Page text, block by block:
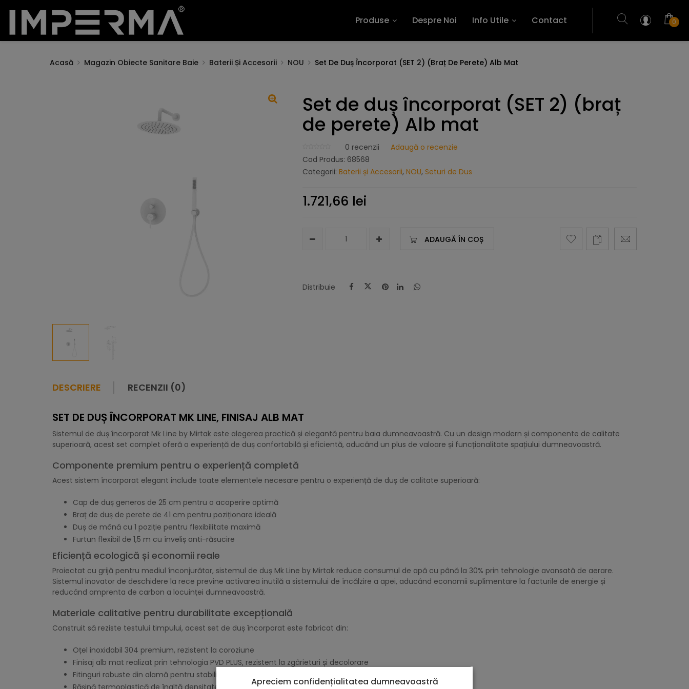
Produse Despre Noi Info Utile Contact 0
Acasă Magazin Obiecte Sanitare Baie Baterii Și Accesorii NOU Set De Duș Încorporat (SET 2) (braț De Perete) Alb Mat
Set de duș încorporat (SET 2) (braț
de perete) Alb mat
0 recenzii
Adaugă o recenzie
Cod Produs: 68568
Categorii: Baterii și Accesorii, NOU, Seturi de Dus
1.721,66 lei
ADAUGĂ ÎN COȘ
Distribuie
DESCRIERE RECENZII (0)
SET DE DUȘ ÎNCORPORAT MK LINE, FINISAJ ALB MAT
Sistemul de duș încorporat Mk Line by Mirtak este alegerea practică și elegantă pentru baia dumneavoastră. Cu un design modern și componente de calitate
superioară, acest set complet oferă o experiență de duș confortabilă și eficientă, aducând un plus de valoare și funcționalitate spațiului dumneavoastră.
Componente premium pentru o experiență completă
Acest sistem încorporat elegant include toate elementele necesare pentru o experiență de duș de calitate superioară:
Cap de duș generos de 25 cm pentru o acoperire optimă
Braț de duș de perete de 41 cm pentru poziționare ideală
Duș de mână cu 1 poziție pentru flexibilitate maximă
Furtun flexibil de 1,5 m cu înveliș anti-răsucire
Eficiență ecologică și economii reale
Proiectat cu grijă pentru mediul înconjurător, sistemul de duș Mk Line by Mirtak reduce consumul de apă cu până la 30% prin tehnologie avansată de aerare.
Sistemul inovator de deschidere la rece previne activarea inutilă a sistemului de încălzire a apei, aducând economii suplimentare la facturile de energie și
reducând amprenta de carbon a locuinței dumneavoastră.
Materiale calitative pentru durabilitate excepțională
Construit să reziste testului timpului, acest set de duș încorporat este fabricat din:
Oțel inoxidabil 304 premium, rezistent la coroziune
Finisaj alb mat realizat prin tehnologia PVD PLUS, rezistent la zgârieturi și decolorare
Fitinguri robuste din alamă pentru stabilitate structurală
Rășină termoplastică de înaltă densitate
Apreciem confidențialitatea dumneavoastră